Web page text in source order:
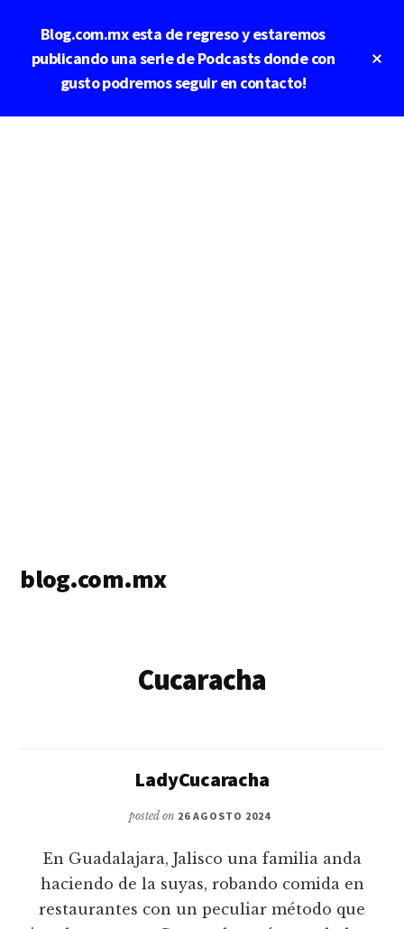
contenido
Blog.com.mx esta de regreso y estaremos
publicando una serie de Podcasts donde con
gusto podremos seguir en contacto!
blog.com.mx
Cucaracha
LadyCucaracha
posted on 26 AGOSTO 2024
En Guadalajara, Jalisco una familia anda
haciendo de la suyas, robando comida en
restaurantes con un peculiar método que